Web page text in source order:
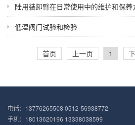
陆用装卸臂在日常使用中的维护和保养
低温阀门试验和检验
首页 上一页 1
电话：13776265508 0512-56938772
手机：18013620196 13338038599